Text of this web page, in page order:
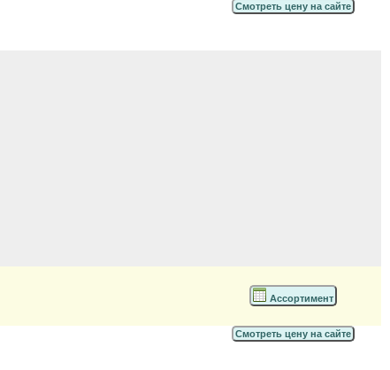
Смотреть цену на сайте
Ассортимент
Смотреть цену на сайте